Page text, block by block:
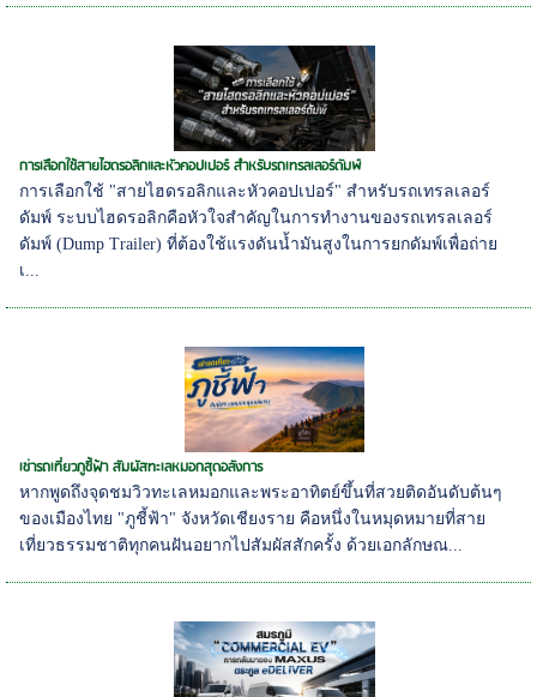
การเลือกใช้สายไฮดรอลิกและหัวคอปเปอร์ สำหรับรถเทรลเลอร์ดัมพ์
การเลือกใช้ "สายไฮดรอลิกและหัวคอปเปอร์" สำหรับรถเทรลเลอร์
ดัมพ์ ระบบไฮดรอลิกคือหัวใจสำคัญในการทำงานของรถเทรลเลอร์
ดัมพ์ (Dump Trailer) ที่ต้องใช้แรงดันน้ำมันสูงในการยกดัมพ์เพื่อถ่าย
เ...
เช่ารถเที่ยวภูชี้ฟ้า สัมผัสทะเลหมอกสุดอลังการ
หากพูดถึงจุดชมวิวทะเลหมอกและพระอาทิตย์ขึ้นที่สวยติดอันดับต้นๆ
ของเมืองไทย "ภูชี้ฟ้า" จังหวัดเชียงราย คือหนึ่งในหมุดหมายที่สาย
เที่ยวธรรมชาติทุกคนฝันอยากไปสัมผัสสักครั้ง ด้วยเอกลักษณ...